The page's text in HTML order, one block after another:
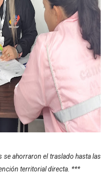
de bacheo en el sector La
el taller vacacional de
la Semana Mundial de la
Ríe 2026" brinda
diversos clubes deportivos
en Mérida con
del Encuentro LAGO
ahorraron el traslado hasta las
territorial directa. ***